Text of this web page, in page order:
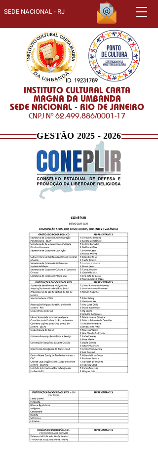
SEDE NACIONAL - RJ
INSTITUTO CULTURAL CARTA
MAGNA DA UMBANDA
SEDE NACIONAL - RIO DE JANEIRO
CNPJ Nº62.499.886/0001-17
ID: 19231789
GESTÃO 2025 - 2026